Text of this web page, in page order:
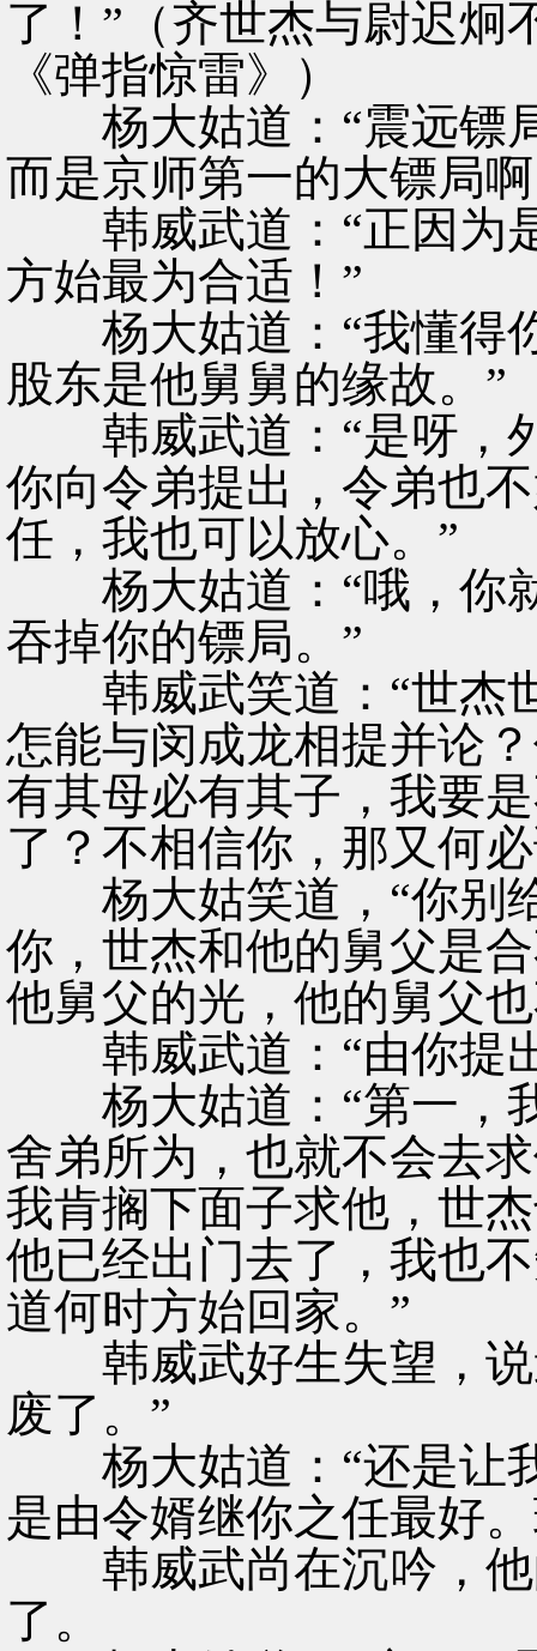
了！”（齐世杰与尉迟炯
《弹指惊雷》）
杨大姑道：“震远镖
而是京师第一的大镖局
韩威武道：“正因为
方始最为合适！”
杨大姑道：“我懂得
股东是他舅舅的缘故。”
韩威武道：“是呀，
你向令弟提出，令弟也
任，我也可以放心。”
杨大姑道：“哦，你
吞掉你的镖局。”
韩威武笑道：“世杰
怎能与闵成龙相提并论
有其母必有其子，我要
了？不相信你，那又何
杨大姑笑道，“你别
你，世杰和他的舅父是
他舅父的光，他的舅父
韩威武道：“由你提
杨大姑道：“第一，
舍弟所为，也就不会去
我肯搁下面子求他，世
他已经出门去了，我也
道何时方始回家。”
韩威武好生失望，说
废了。”
杨大姑道：“还是让
是由令婿继你之任最好
韩威武尚在沉吟，他
了。